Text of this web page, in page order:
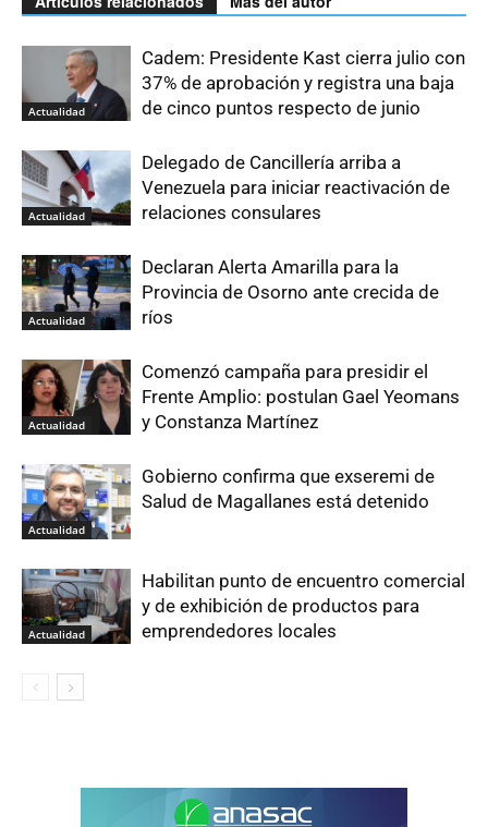
Actualidad
Cadem: Presidente Kast cierra julio con
37% de aprobación y registra una baja
de cinco puntos respecto de junio
Actualidad
Delegado de Cancillería arriba a
Venezuela para iniciar reactivación de
relaciones consulares
Actualidad
Declaran Alerta Amarilla para la
Provincia de Osorno ante crecida de
ríos
Actualidad
Comenzó campaña para presidir el
Frente Amplio: postulan Gael Yeomans
y Constanza Martínez
Actualidad
Gobierno confirma que exseremi de
Salud de Magallanes está detenido
Actualidad
Habilitan punto de encuentro comercial
y de exhibición de productos para
emprendedores locales